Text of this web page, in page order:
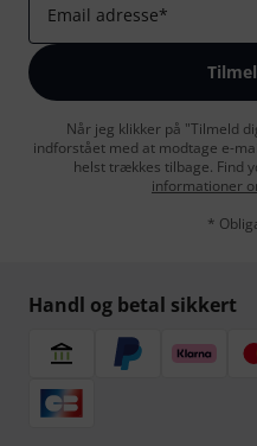
Email adresse*
Når jeg klikker på "Tilmeld
indforstået med at modtage e-
helst trækkes tilbage. Find
informationer
*
Handl og betal sikkert